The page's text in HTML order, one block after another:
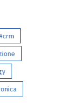
crm